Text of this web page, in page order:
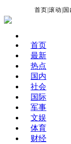
首页 |滚动 国
首页
最新
热点
国内
社会
国际
军事
文娱
体育
财经